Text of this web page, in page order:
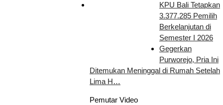
KPU Bali Tetapkan
3.377.285 Pemilih
Berkelanjutan di
Semester I 2026
Gegerkan
Purworejo, Pria Ini
Ditemukan Meninggal di Rumah Setelah
Lima H…
Pemutar Video